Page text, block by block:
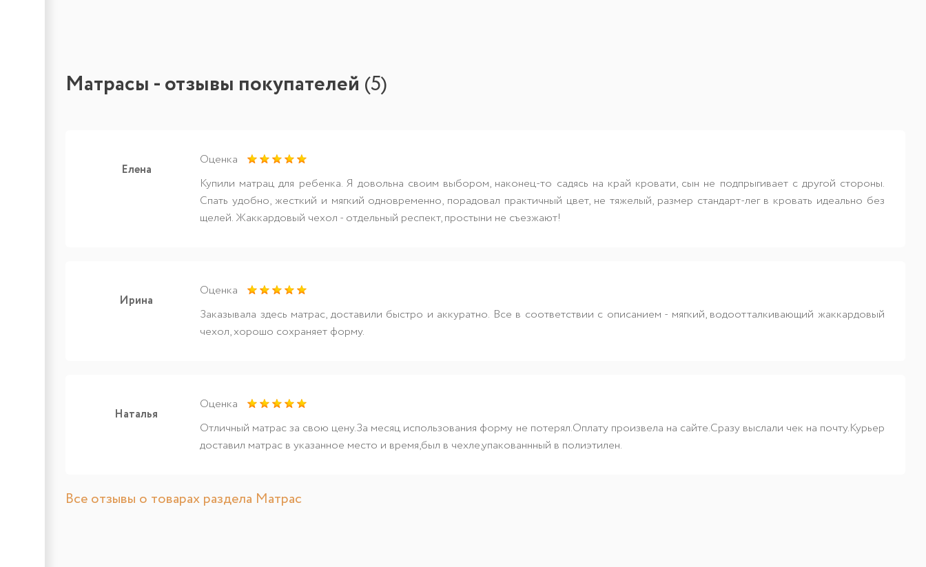
Матрасы - отзывы покупателей (5)
Елена
Оценка
Купили матрац для ребенка. Я довольна своим выбором, наконец-то садясь на край кровати, сын не подпрыгивает с другой стороны.
Спать удобно, жесткий и мягкий одновременно, порадовал практичный цвет, не тяжелый, размер стандарт-лег в кровать идеально без
щелей. Жаккардовый чехол - отдельный респект, простыни не съезжают!
Ирина
Оценка
Заказывала здесь матрас, доставили быстро и аккуратно. Все в соответствии с описанием - мягкий, водоотталкивающий жаккардовый
чехол, хорошо сохраняет форму.
Наталья
Оценка
Отличный матрас за свою цену.За месяц использования форму не потерял.Оплату произвела на сайте.Сразу выслали чек на почту.Курьер
доставил матрас в указанное место и время,был в чехле,упакованнный в полиэтилен.
Все отзывы о товарах раздела Матрас